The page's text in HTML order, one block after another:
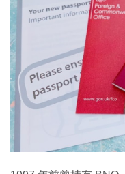
Enterprise Digital
特集